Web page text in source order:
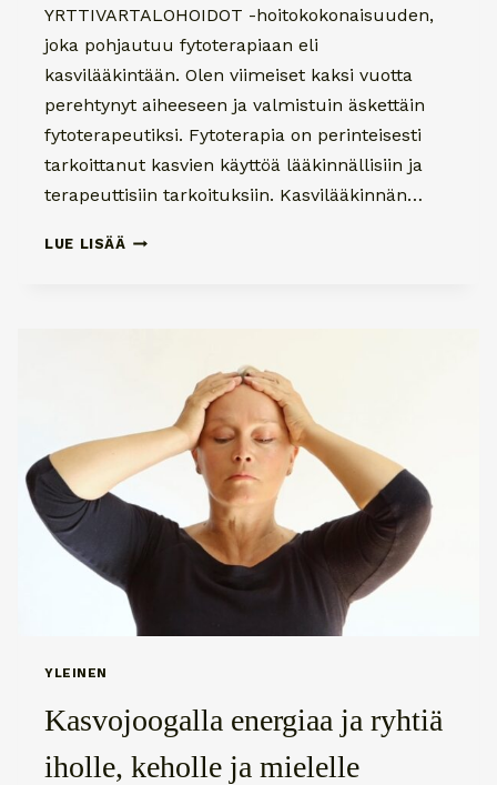
YRTTIVARTALOHOIDOT -hoitokokonaisuuden,
joka pohjautuu fytoterapiaan eli
kasvilääkintään. Olen viimeiset kaksi vuotta
perehtynyt aiheeseen ja valmistuin äskettäin
fytoterapeutiksi. Fytoterapia on perinteisesti
tarkoittanut kasvien käyttöä lääkinnällisiin ja
terapeuttisiin tarkoituksiin. Kasvilääkinnän…
LUE LISÄÄ UUDET
YLEINEN
Kasvojoogalla energiaa ja ryhtiä
iholle, keholle ja mielelle